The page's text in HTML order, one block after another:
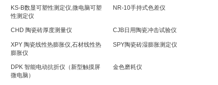
KS-B数显可塑性测定仪,微电脑可塑
性测定仪
NR-10手持式色差仪
CHD 陶瓷砖厚度测量仪 CJB日用陶瓷冲击试验仪
XPY 陶瓷线性热膨胀仪,石材线性热
膨胀仪
SPY陶瓷砖湿膨胀测定仪
DPK 智能电动抗折仪（新型触摸屏
微电脑）
金色磨耗仪